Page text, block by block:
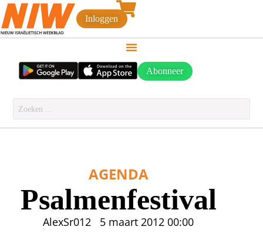
Inloggen
Abonneer
AGENDA
Psalmenfestival
AlexSr012 5 maart 2012 00:00